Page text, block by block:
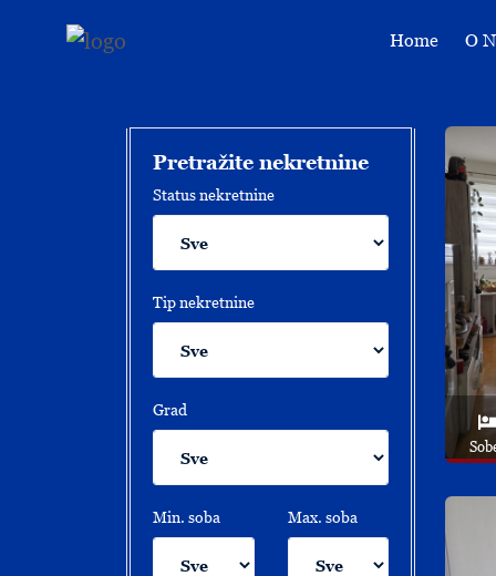
Home O
Pretražite nekretnine
Status nekretnine
Tip nekretnine
Grad
Min. soba Max. soba